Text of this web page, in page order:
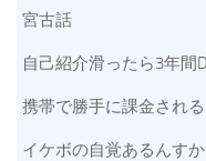
宮古話
自己紹介滑ったら3年間
携帯で勝手に課金される
イケボの自覚あるんす